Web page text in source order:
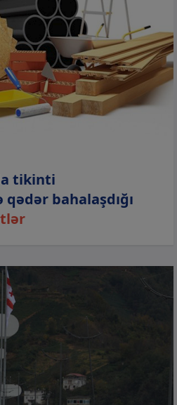
tikinti
bahalaşdığı